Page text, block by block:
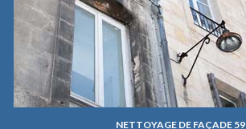
NETTOYAGE DE FAÇADE 59